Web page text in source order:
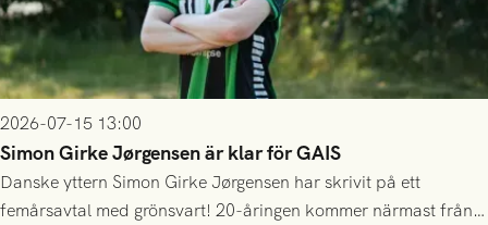
2026-07-15 13:00
Simon Girke Jørgensen är klar för GAIS
Danske yttern Simon Girke Jørgensen har skrivit på ett
femårsavtal med grönsvart! 20-åringen kommer närmast från